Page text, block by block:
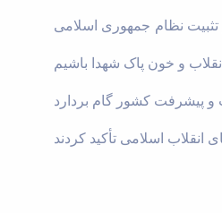
نظام جمهوری اسلامی